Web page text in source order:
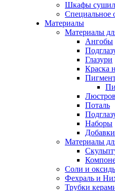
Шкафы
Специальное
Материалы
Материалы
Ангобы
Глазури
Краска
Поталь
Наборы
Материалы
Соли и
Фехраль и
Трубки